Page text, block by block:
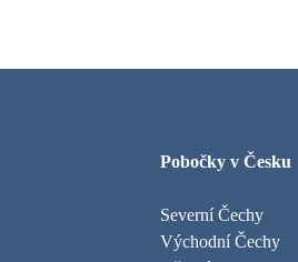
Pobočky v Česku
Severní Čechy
Východní Čechy